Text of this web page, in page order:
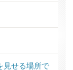
見せる場所で